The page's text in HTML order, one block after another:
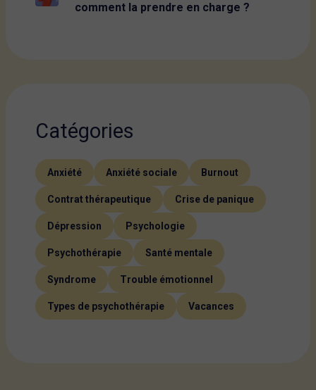
comment la prendre en charge ?
Catégories
Anxiété Anxiété sociale Burnout
Contrat thérapeutique Crise de panique
Dépression Psychologie
Psychothérapie Santé mentale
Syndrome Trouble émotionnel
Types de psychothérapie Vacances